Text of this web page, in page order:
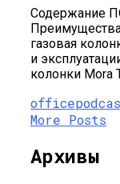
Содержание
газовая
и
колонки Mora
More Posts
Архивы